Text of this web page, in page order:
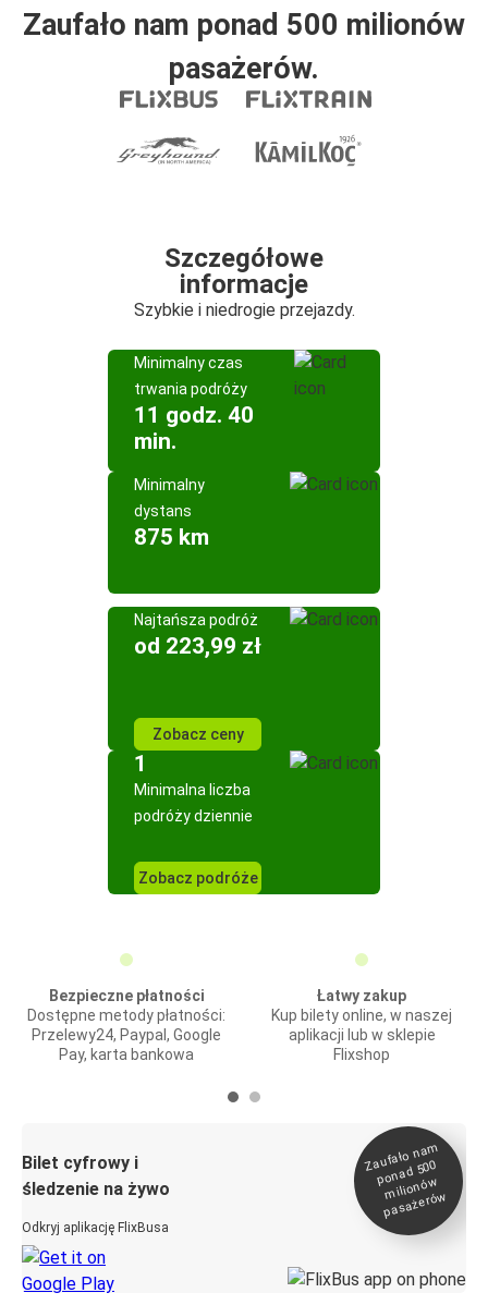
Zaufało nam ponad 500 milionów
pasażerów.
Szczegółowe
informacje
Szybkie i niedrogie przejazdy.
Minimalny czas
trwania podróży
11 godz. 40
min.
Minimalny
dystans
875 km
Najtańsza podróż
od 223,99 zł
Zobacz ceny
1
Minimalna liczba
podróży dziennie
Zobacz podróże
Bezpieczne płatności
Dostępne metody płatności:
Przelewy24, Paypal, Google
Pay, karta bankowa
Łatwy zakup
Kup bilety online, w naszej
aplikacji lub w sklepie
Flixshop
Bilet cyfrowy i
śledzenie na żywo
Odkryj aplikację FlixBusa
Zaufało na
m
ponad 500
milionó
w
pasażeró
w